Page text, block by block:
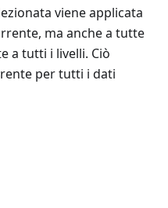
viene applicata
ma anche a tutte
a tutti i livelli. Ciò
per tutti i dati